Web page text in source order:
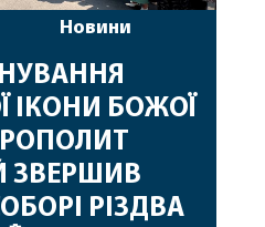
Новини
ІКОНИ БОЖОЇ
ЗВЕРШИВ
РІЗДВА